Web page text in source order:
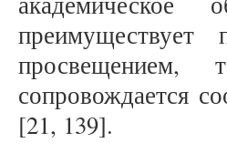
сопровождается
[21, 139].